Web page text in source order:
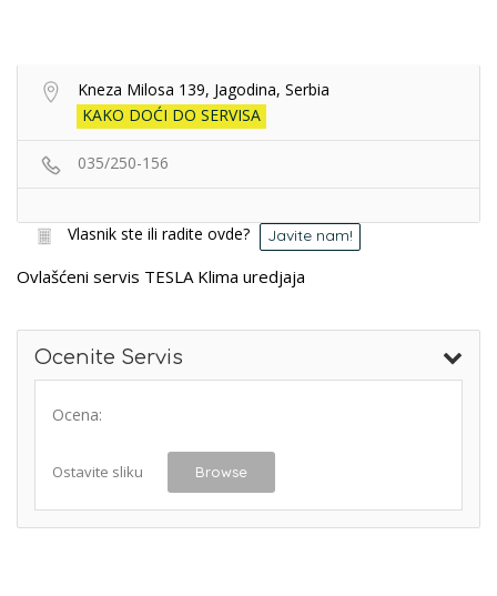
Kneza Milosa 139, Jagodina, Serbia
KAKO DOĆI DO SERVISA
035/250-156
Vlasnik ste ili radite ovde? Javite nam!
Ovlašćeni servis TESLA Klima uredjaja
Ocenite Servis
Ocena:
Ostavite sliku Browse